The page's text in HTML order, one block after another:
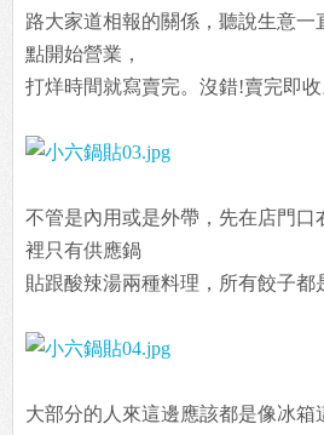
路大家道相報的關係，聽說生意一
點開始營業，
打烊時間就寫賣完。沒錯!賣完即收
不管是內用或是外帶，先在店門口
裡只有供應鍋
貼跟酸辣湯兩種料理，所有餃子都
大部分的人來這邊應該都是像冰箱